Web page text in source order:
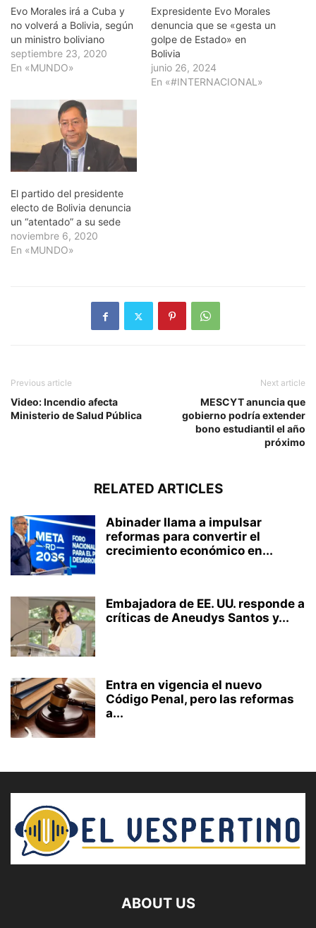
Evo Morales irá a Cuba y
no volverá a Bolivia, según
un ministro boliviano
septiembre 23, 2020
En «MUNDO»
Expresidente Evo Morales
denuncia que se «gesta un
golpe de Estado» en
Bolivia
junio 26, 2024
En «#INTERNACIONAL»
El partido del presidente
electo de Bolivia denuncia
un “atentado” a su sede
noviembre 6, 2020
En «MUNDO»
Previous article
Video: Incendio afecta
Ministerio de Salud Pública
Next article
MESCYT anuncia que
gobierno podría extender
bono estudiantil el año
próximo
RELATED ARTICLES
Abinader llama a impulsar
reformas para convertir el
crecimiento económico en...
Embajadora de EE. UU. responde a
críticas de Aneudys Santos y...
Entra en vigencia el nuevo
Código Penal, pero las reformas
a...
ABOUT US